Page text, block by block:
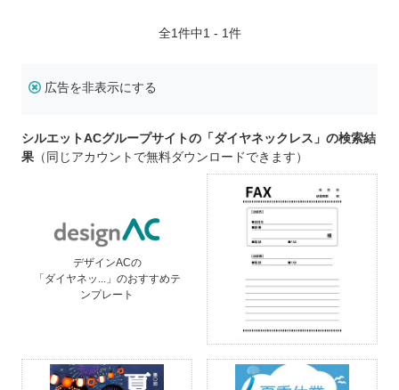
全1件中1 - 1件
広告を非表示にする
シルエットACグループサイトの「ダイヤネックレス」の検索結
果 （同じアカウントで無料ダウンロードできます）
デザインACの
「ダイヤネッ...」のおすすめテ
ンプレート